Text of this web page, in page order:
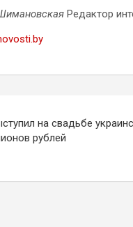
Редактор
на свадьбе
рублей